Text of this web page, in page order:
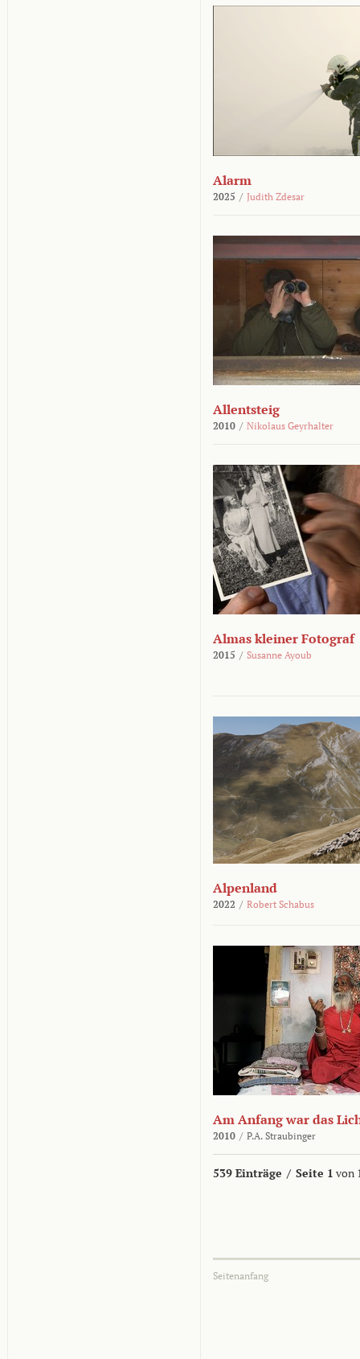
Alarm
2025 / Judith Zdesar
Allentsteig
2010 / Nikolaus Geyrhalter
Almas kleiner Fotograf
2015 / Susanne Ayoub
Alpenland
2022 / Robert Schabus
Am Anfang war das
2010 / P.A. Straubinger
539 Einträge / Seite 1 von
Seitenanfang